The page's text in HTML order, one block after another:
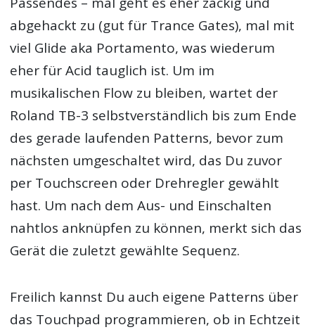
abgehackt zu (gut für Trance Gates), mal mit
viel Glide aka Portamento, was wiederum
eher für Acid tauglich ist. Um im
musikalischen Flow zu bleiben, wartet der
Roland TB-3 selbstverständlich bis zum Ende
des gerade laufenden Patterns, bevor zum
nächsten umgeschaltet wird, das Du zuvor
per Touchscreen oder Drehregler gewählt
hast. Um nach dem Aus- und Einschalten
nahtlos anknüpfen zu können, merkt sich das
Gerät die zuletzt gewählte Sequenz.
Freilich kannst Du auch eigene Patterns über
das Touchpad programmieren, ob in Echtzeit